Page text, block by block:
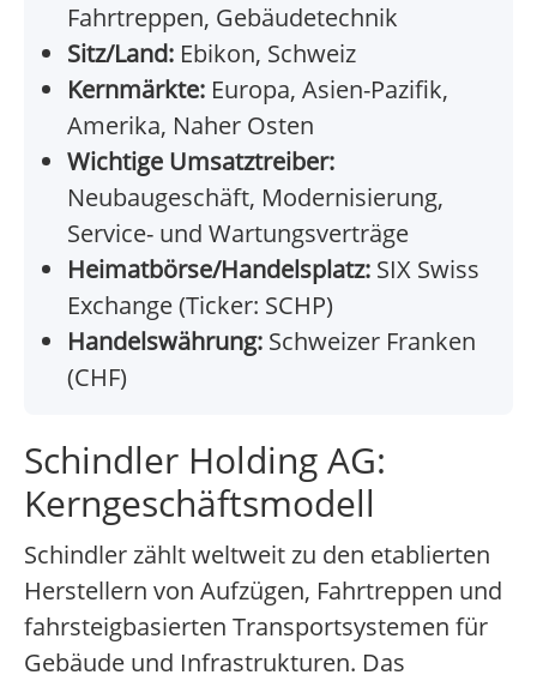
Fahrtreppen, Gebäudetechnik
Sitz/Land: Ebikon, Schweiz
Kernmärkte: Europa, Asien-Pazifik,
Amerika, Naher Osten
Wichtige Umsatztreiber:
Neubaugeschäft, Modernisierung,
Service- und Wartungsverträge
Heimatbörse/Handelsplatz: SIX Swiss
Exchange (Ticker: SCHP)
Handelswährung: Schweizer Franken
(CHF)
Schindler Holding AG:
Kerngeschäftsmodell
Schindler zählt weltweit zu den etablierten
Herstellern von Aufzügen, Fahrtreppen und
fahrsteigbasierten Transportsystemen für
Gebäude und Infrastrukturen. Das